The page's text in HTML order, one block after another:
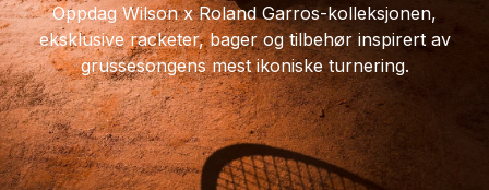
Oppdag Wilson x Roland Garros-kolleksjonen,
eksklusive racketer, bager og tilbehør inspirert av
grussesongens mest ikoniske turnering.